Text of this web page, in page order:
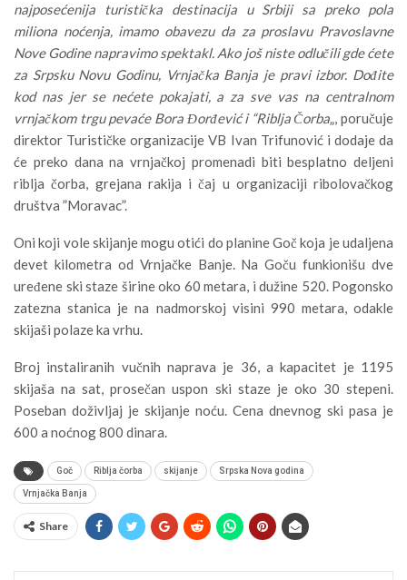
najposećenija turistička destinacija u Srbiji sa preko pola
miliona noćenja, imamo obavezu da za proslavu Pravoslavne
Nove Godine napravimo spektakl. Ako još niste odlučili gde ćete
za Srpsku Novu Godinu, Vrnjačka Banja je pravi izbor. Dođite
kod nas jer se nećete pokajati, a za sve vas na centralnom
vrnjačkom trgu pevaće Bora Đorđević i “Riblja Čorba„, poručuje
direktor Turističke organizacije VB Ivan Trifunović i dodaje da
će preko dana na vrnjačkoj promenadi biti besplatno deljeni
riblja čorba, grejana rakija i čaj u organizaciji ribolovačkog
društva ”Moravac”.
Oni koji vole skijanje mogu otići do planine Goč koja je udaljena
devet kilometra od Vrnjačke Banje. Na Goču funkionišu dve
uređene ski staze širine oko 60 metara, i dužine 520. Pogonsko
zatezna stanica je na nadmorskoj visini 990 metara, odakle
skijaši polaze ka vrhu.
Broj instaliranih vučnih naprava je 36, a kapacitet je 1195
skijaša na sat, prosečan uspon ski staze je oko 30 stepeni.
Poseban doživljaj je skijanje noću. Cena dnevnog ski pasa je
600 a noćnog 800 dinara.
Goč Riblja čorba skijanje Srpska Nova godina
Vrnjačka Banja
Share